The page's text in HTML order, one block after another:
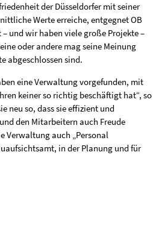
der Düsseldorfer mit seiner
Werte erreiche, entgegnet OB
– und wir haben viele große Projekte –
oder andere mag seine Meinung
abgeschlossen sind.
eine Verwaltung vorgefunden, mit
keiner so richtig beschäftigt hat“, so
neu so, dass sie effizient und
den Mitarbeitern auch Freude
Verwaltung auch „Personal
in der Planung und für